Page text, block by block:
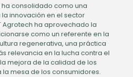
ha consolidado como una
innovación en el sector
Agrotech ha aprovechado la
como un referente en la
regenerativa, una práctica
relevancia en la lucha contra el
mejora de la calidad de los
mesa de los consumidores.